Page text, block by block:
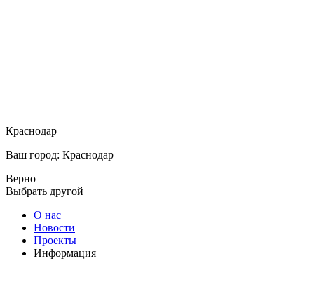
Краснодар
Ваш город: Краснодар
Верно
Выбрать другой
О нас
Новости
Проекты
Информация